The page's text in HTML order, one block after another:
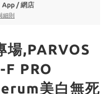
App / 網店
細則
,PARVOS
F PRO
美白無死